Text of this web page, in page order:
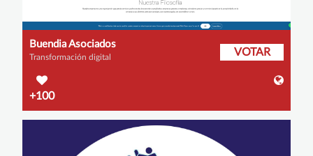
Buendia Asociados
Transformación digital VOTAR
+100